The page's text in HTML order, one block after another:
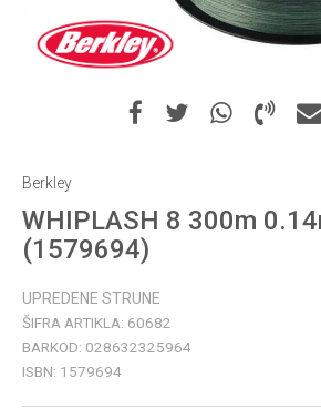
Berkley
WHIPLASH 8 300m
(1579694)
UPREDENE STRUNE
ŠIFRA ARTIKLA: 60682
BARKOD: 028632325964
ISBN: 1579694